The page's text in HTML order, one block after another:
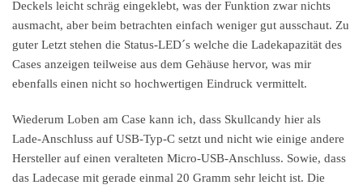
Deckels leicht schräg eingeklebt, was der Funktion zwar nichts
ausmacht, aber beim betrachten einfach weniger gut ausschaut. Zu
guter Letzt stehen die Status-LED´s welche die Ladekapazität des
Cases anzeigen teilweise aus dem Gehäuse hervor, was mir
ebenfalls einen nicht so hochwertigen Eindruck vermittelt.
Wiederum Loben am Case kann ich, dass Skullcandy hier als
Lade-Anschluss auf USB-Typ-C setzt und nicht wie einige andere
Hersteller auf einen veralteten Micro-USB-Anschluss. Sowie, dass
das Ladecase mit gerade einmal 20 Gramm sehr leicht ist. Die